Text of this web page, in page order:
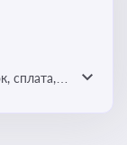
сплата,